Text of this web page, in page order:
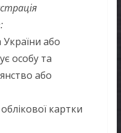
або
особу та
або
картки